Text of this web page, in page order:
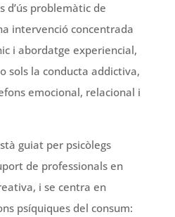
d’ús problemàtic de
intervenció concentrada
i abordatge experiencial,
sols la conducta addictiva,
emocional, relacional i
guiat per psicòlegs
de professionals en
i se centra en
psíquiques del consum: